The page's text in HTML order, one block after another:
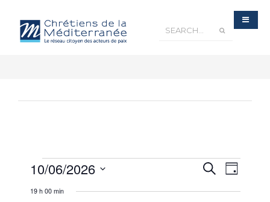
Recherche
et
navigation
Évènements
Recherche
de
vues
Jour
10/06/2026
une
19 h 00 min